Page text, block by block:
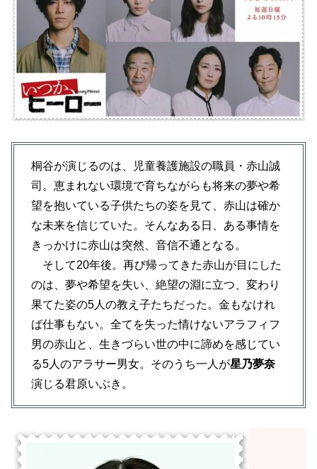
桐谷が演じるのは、児童養護施設の職員・赤山誠
司。恵まれない環境で育ちながらも将来の夢や希
望を抱いている子供たちの姿を見て、赤山は確か
な未来を信じていた。そんなある日、ある事情を
きっかけに赤山は突然、音信不通となる。
そして20年後。再び帰ってきた赤山が目にした
のは、夢や希望を失い、絶望の淵に立つ、変わり
果てた姿の5人の教え子たちだった。金もなけれ
ば仕事もない。全てを失った情けないアラフィフ
男の赤山と、生きづらい世の中に諦めを感じてい
る5人のアラサー男女。そのうち一人が星乃夢奈
演じる君原いぶき。